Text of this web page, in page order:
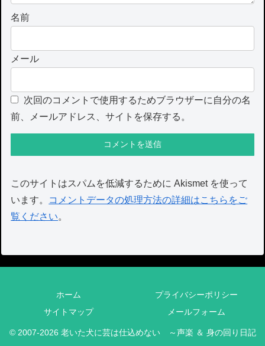
名前
メール
次回のコメントで使用するためブラウザーに自分の名
前、メールアドレス、サイトを保存する。
このサイトはスパムを低減するために Akismet を使って
います。
コメントデータの処理方法の詳細はこちらをご
覧ください。
ホーム
プライバシーポリシー
サイトマップ
メールフォーム
© 2007-2026 老いた犬に芸は仕込めない ～声楽 ＆ 身の回り日記